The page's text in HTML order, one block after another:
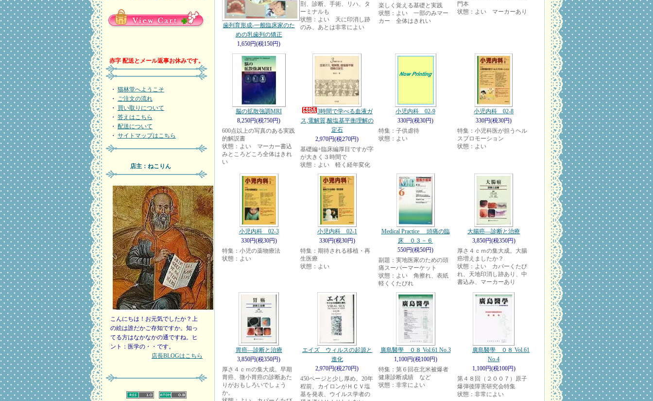
赤字 配送とメール返事お休みです。
・ 猫林堂へようこそ
・ ご注文の流れ
・ 買い取りについて
・ 答えはこちら
・ 配送について
・ サイトマップはこちら
店主：ねこりん
こんにちは！お元気でしたか？上
の絵は誰だかご存知ですか。知っ
てる方はなかなかの通ですね。ヒ
ント：医学の・・です。
店長BLOGはこちら
歯列育形成-一般臨床家のた
めの乳歯列の矯正
1,650円(税150円)
剖、診断、手術、リハ、タ
ーミナルも
状態：よい 天に印消し跡
のみ、あとは非常によい
楽しく覚える基礎と実践
状態：よい 一部のみマー
カー 全体はきれい
門本
状態：よい マーカーあり
脳の拡散強調MRI
8,250円(税750円)
600点以上の写真のある実践
的解説書
状態：よい マーカー書込
みところどころ全体はきれ
い
3時間で学べる血液ガ
ス,電解質,酸塩基平衡理解の
定石
2,970円(税270円)
基礎編+臨床編厚目ですが字
が大きく３時間で
状態：よい 軽く経年変化
小児内科 02-9
330円(税30円)
特集：子供虐待
状態：よい
小児内科 02-8
330円(税30円)
特集：小児科医が担うヘル
スプロモーション
状態：よい
小児内科 02-3
330円(税30円)
特集：小児の薬物療法
状態：よい
小児内科 02-1
330円(税30円)
特集：期待される移植・再
生医療
状態：よい
Medical Practice 頭痛の臨
床 ０３－６
550円(税50円)
副題：実地医家のための頭
痛スーパーマーケット
状態：よい 角擦れ、表紙
軽くくたびれ
大腸癌―診断と治療
3,850円(税350円)
厚さ４ｃｍの集大成。大腸
癌増えましたか？
状態：よい カバーくたび
れ、天地印消し跡あり、中
書込み、マーカーあり
胃癌―診断と治療
3,850円(税350円)
厚さ４ｃｍの集大成。早期
胃癌、微小胃癌の診断あた
りがおもしろいでしょう
か。
エイズ ウィルスの起源と
進化
2,970円(税270円)
450ページと少し厚め。20年
程前、カイロンがＨＣＶ塩
基を発表、ウイルス学者の
廣島醫學 ０８ Vol.61 No.3
1,100円(税100円)
特集：第６回在北米被爆者
健康診断成績 など
状態：非常によい
廣島醫學 ０８ Vol.61
No.4
1,100円(税100円)
第４８回（２００７）原子
爆弾後障害研究会特集
状態：非常によい